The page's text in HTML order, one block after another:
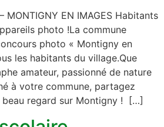
MONTIGNY EN IMAGES Habitants
photo !La commune
photo « Montigny en
les habitants du village.Que
amateur, passionné de nature
à votre commune, partagez
regard sur Montigny ! […]